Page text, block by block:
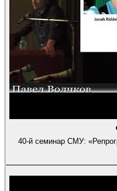
40-й семинар СМУ: